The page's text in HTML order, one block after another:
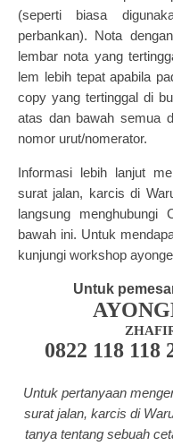
(seperti biasa
perbankan). Nota
lembar nota yang
lem lebih tepat apabila
copy yang tertinggal di
atas dan bawah semua
nomor urut/nomerator.
Informasi lebih lanjut
surat jalan, karcis di
langsung
bawah ini. Untuk
kunjungi workshop
Untuk
0822 118
Untuk pertanyaan
surat jalan, karcis di
tanya tentang sebuah